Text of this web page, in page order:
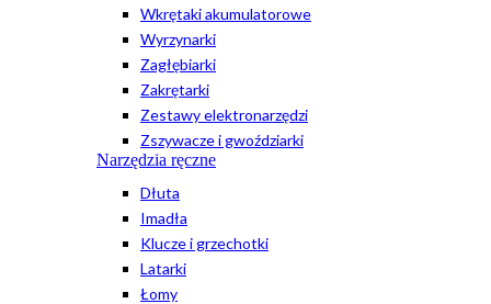
Wkrętaki akumulatorowe
Wyrzynarki
Zagłębiarki
Zakrętarki
Zestawy elektronarzędzi
Zszywacze i gwoździarki
Narzędzia ręczne
Dłuta
Imadła
Klucze i grzechotki
Latarki
Łomy